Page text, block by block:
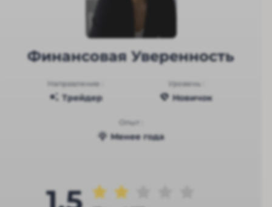
Финансовая Уверенность
Направление :
Трейдер
Уровень :
Новичок
Опыт :
Менее года